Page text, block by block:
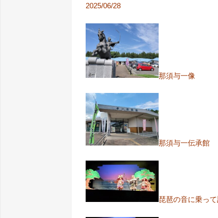
2025/06/28
那須与一像
那須与一伝承館
琵琶の音に乗っ